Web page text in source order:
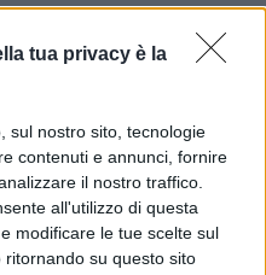
tua privacy è la
sul nostro sito, tecnologie
contenuti e annunci, fornire
il nostro traffico.
all'utilizzo di questa
modificare le tue scelte sul
su questo sito
delle carriere, la
e i nuovi meccanismi
valutati per gli
più che
di scontro tra